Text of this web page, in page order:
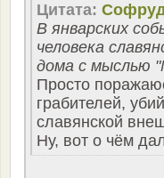
Цитата:
В январских
человека
дома с мыслью
Просто
грабителей,
славянской
Ну, вот о чём